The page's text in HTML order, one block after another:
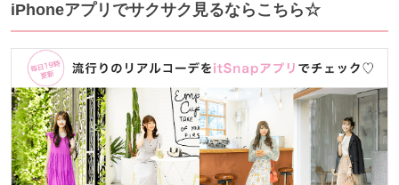
iPhoneアプリでサクサク見るならこちら☆